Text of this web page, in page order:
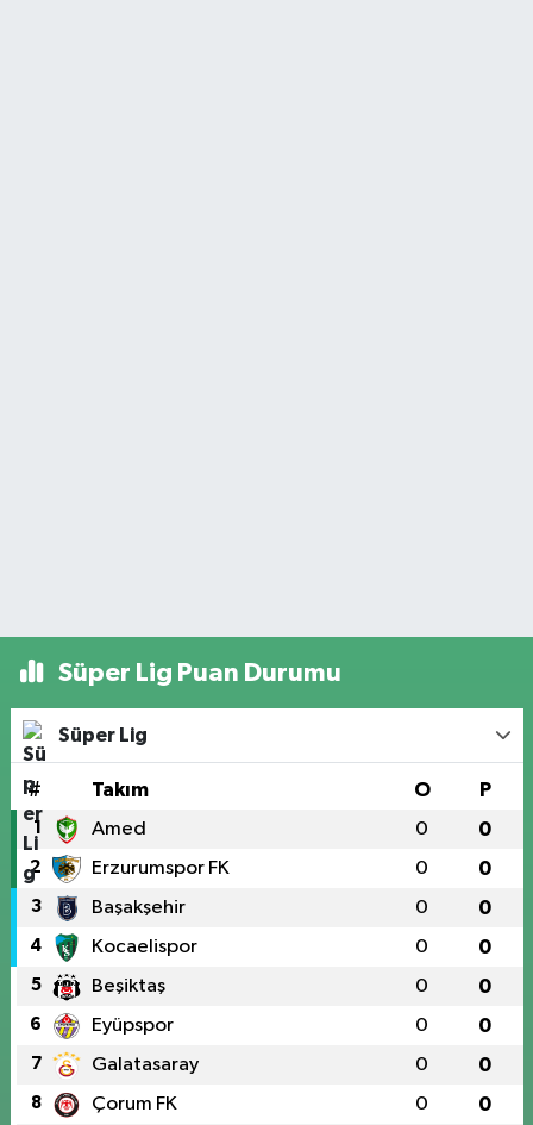
Süper Lig Puan Durumu
Süper Lig
# Takım O P
1 Amed 0 0
2 Erzurumspor FK 0 0
3 Başakşehir 0 0
4 Kocaelispor 0 0
5 Beşiktaş 0 0
6 Eyüpspor 0 0
7 Galatasaray 0 0
8 Çorum FK 0 0